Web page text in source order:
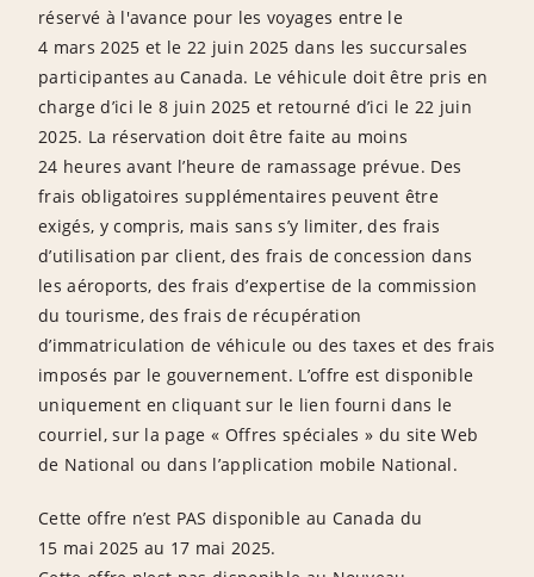
réservé à l'avance pour les voyages entre le
4 mars 2025 et le 22 juin 2025 dans les succursales
participantes au Canada. Le véhicule doit être pris en
charge d’ici le 8 juin 2025 et retourné d’ici le 22 juin
2025. La réservation doit être faite au moins
24 heures avant l’heure de ramassage prévue. Des
frais obligatoires supplémentaires peuvent être
exigés, y compris, mais sans s’y limiter, des frais
d’utilisation par client, des frais de concession dans
les aéroports, des frais d’expertise de la commission
du tourisme, des frais de récupération
d’immatriculation de véhicule ou des taxes et des frais
imposés par le gouvernement. L’offre est disponible
uniquement en cliquant sur le lien fourni dans le
courriel, sur la page « Offres spéciales » du site Web
de National ou dans l’application mobile National.
Cette offre n’est PAS disponible au Canada du
15 mai 2025 au 17 mai 2025.